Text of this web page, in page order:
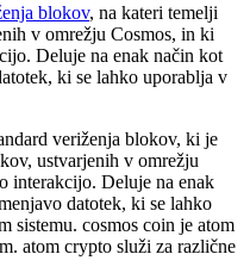
blokov, na kateri temelji
v omrežju Cosmos, in ki
Deluje na enak način kot
ki se lahko uporablja v
veriženja blokov, ki je
ustvarjenih v omrežju
interakcijo. Deluje na enak
datotek, ki se lahko
sistemu. cosmos coin je atom
atom crypto služi za različne